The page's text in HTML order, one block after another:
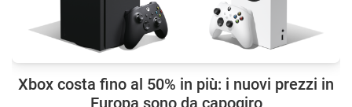
Xbox costa fino al 50% in più: i nuovi prezzi in
Europa sono da capogiro